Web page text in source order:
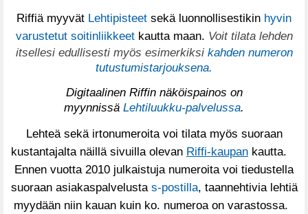
Riffiä myyvät Lehtipisteet sekä luonnollisestikin hyvin
varustetut soitinliikkeetkautta maan. Voit tilata lehden
itsellesi edullisesti myös esimerkiksi kahden numeron
tutustumistarjouksena.
Digitaalinen Riffin näköispainos on
myynnissä Lehtiluukku-palvelussa.
Lehteä sekä irtonumeroita voi tilata myös suoraan
kustantajalta näillä sivuilla olevan Riffi-kaupan kautta.
Ennen vuotta 2010 julkaistuja numeroita voi tiedustella
suoraan asiakaspalvelusta s-postilla, taannehtivia lehtiä
myydään niin kauan kuin ko. numeroa on varastossa.